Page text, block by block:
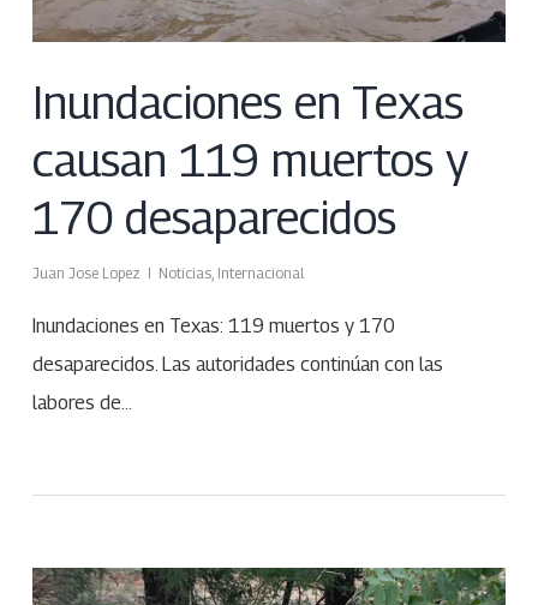
Inundaciones en Texas
causan 119 muertos y
170 desaparecidos
Juan Jose Lopez Noticias, Internacional
Inundaciones en Texas: 119 muertos y 170
desaparecidos. Las autoridades continúan con las
labores de…